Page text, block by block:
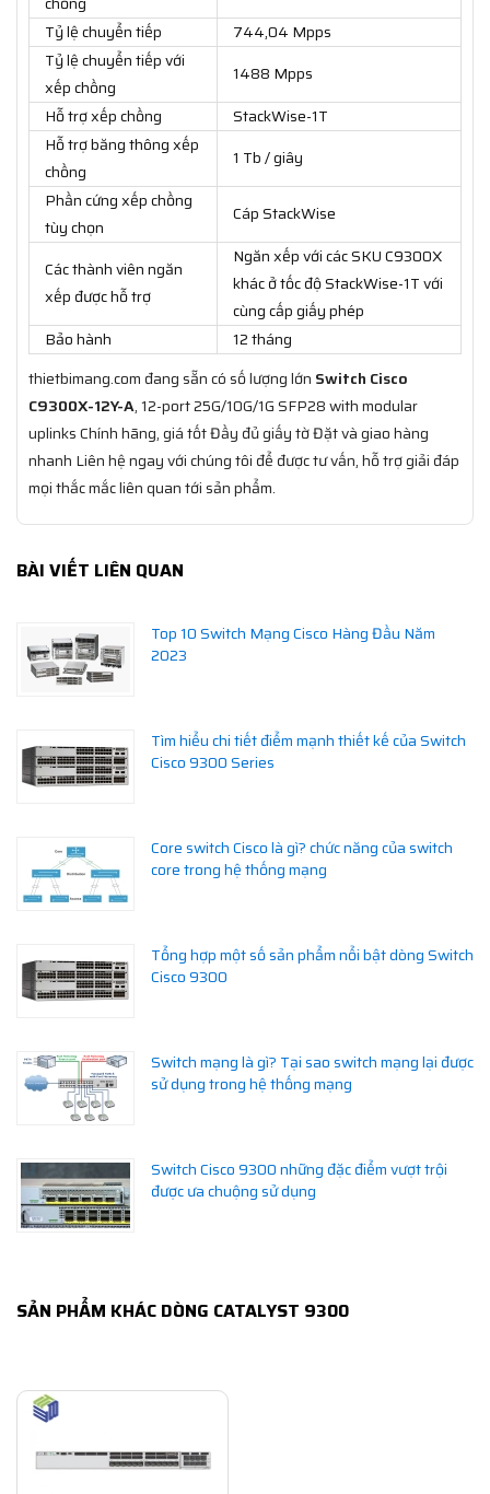
Tỷ lệ chuyển tiếp
744,04 Mpps
Tỷ lệ chuyển tiếp với
xếp chồng
1488 Mpps
Hỗ trợ xếp chồng
StackWise-1T
Hỗ trợ băng thông xếp
chồng
1 Tb / giây
Phần cứng xếp chồng
tùy chọn
Cáp StackWise
Các thành viên ngăn
xếp được hỗ trợ
Ngăn xếp với các SKU C9300X
khác ở tốc độ StackWise-1T với
cùng cấp giấy phép
Bảo hành
12 tháng
thietbimang.com đang sẵn có số lượng lớn Switch Cisco
C9300X-12Y-A, 12-port 25G/10G/1G SFP28 with modular
uplinks Chính hãng, giá tốt Đầy đủ giấy tờ Đặt và giao hàng
nhanh Liên hệ ngay với chúng tôi để được tư vấn, hỗ trợ giải đáp
mọi thắc mắc liên quan tới sản phẩm.
BÀI VIẾT LIÊN QUAN
Top 10 Switch Mạng Cisco Hàng Đầu Năm
2023
Tìm hiểu chi tiết điểm mạnh thiết kế của Switch
Cisco 9300 Series
Core switch Cisco là gì? chức năng của switch
core trong hệ thống mạng
Tổng hợp một số sản phẩm nổi bật dòng Switch
Cisco 9300
Switch mạng là gì? Tại sao switch mạng lại được
sử dụng trong hệ thống mạng
Switch Cisco 9300 những đặc điểm vượt trội
được ưa chuộng sử dụng
SẢN PHẨM KHÁC DÒNG CATALYST 9300